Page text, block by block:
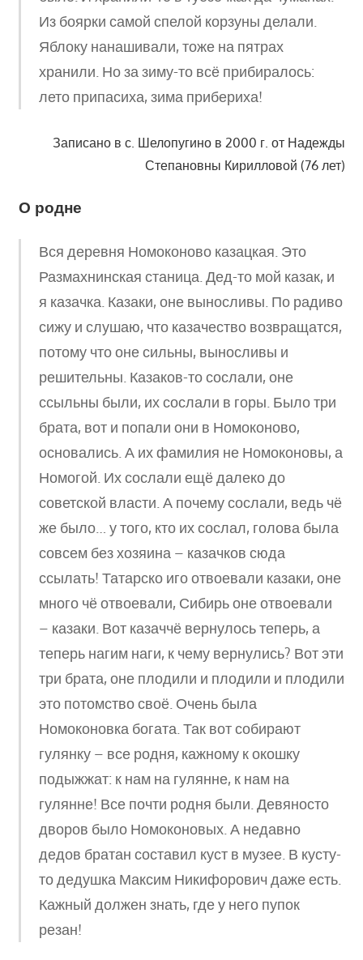
Из боярки самой спелой корзуны делали.
Яблоку нанашивали, тоже на пятрах
хранили. Но за зиму-то всё прибиралось:
лето припасиха, зима прибериха!
Записано в с. Шелопугино в 2000 г. от Надежды
Степановны Кирилловой (76 лет)
О родне
Вся деревня Номоконово казацкая. Это
Размахнинская станица. Дед-то мой казак, и
я казачка. Казаки, оне выносливы. По радиво
сижу и слушаю, что казачество возвращатся,
потому что оне сильны, выносливы и
решительны. Казаков-то сослали, оне
ссыльны были, их сослали в горы. Было три
брата, вот и попали они в Номоконово,
основались. А их фамилия не Номоконовы, а
Номогой. Их сослали ещё далеко до
советской власти. А почему сослали, ведь чё
же было… у того, кто их сослал, голова была
совсем без хозяина – казачков сюда
ссылать! Татарско иго отвоевали казаки, оне
много чё отвоевали, Сибирь оне отвоевали
– казаки. Вот казаччё вернулось теперь, а
теперь нагим наги, к чему вернулись? Вот эти
три брата, оне плодили и плодили и плодили
это потомство своё. Очень была
Номоконовка богата. Так вот собирают
гулянку – все родня, кажному к окошку
подыжжат: к нам на гулянне, к нам на
гулянне! Все почти родня были. Девяносто
дворов было Номоконовых. А недавно
дедов братан составил куст в музее. В кусту-
то дедушка Максим Никифорович даже есть.
Кажный должен знать, где у него пупок
резан!